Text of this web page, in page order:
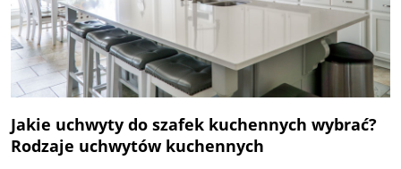
Jakie uchwyty do szafek kuchennych wybrać?
Rodzaje uchwytów kuchennych